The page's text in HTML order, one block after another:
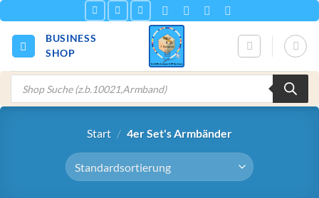
Inhalt
springen
BUSINESS
SHOP
Products
search
Start / 4er Set's Armbänder